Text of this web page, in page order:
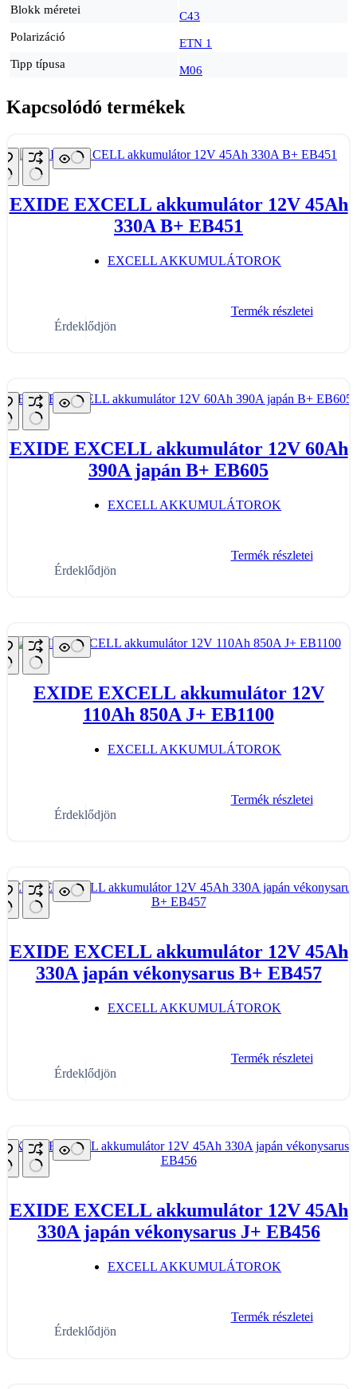
Blokk méretei
C43
Polarizáció
ETN 1
Tipp típusa
M06
Kapcsolódó termékek
EXIDE EXCELL akkumulátor 12V 45Ah
330A B+ EB451
EXCELL AKKUMULÁTOROK
Érdeklődjön
Termék részletei
EXIDE EXCELL akkumulátor 12V 60Ah
390A japán B+ EB605
EXCELL AKKUMULÁTOROK
Érdeklődjön
Termék részletei
EXIDE EXCELL akkumulátor 12V
110Ah 850A J+ EB1100
EXCELL AKKUMULÁTOROK
Érdeklődjön
Termék részletei
EXIDE EXCELL akkumulátor 12V 45Ah
330A japán vékonysarus B+ EB457
EXCELL AKKUMULÁTOROK
Érdeklődjön
Termék részletei
EXIDE EXCELL akkumulátor 12V 45Ah
330A japán vékonysarus J+ EB456
EXCELL AKKUMULÁTOROK
Érdeklődjön
Termék részletei